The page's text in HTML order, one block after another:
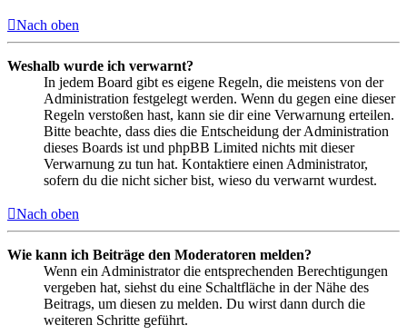
Nach oben
Weshalb wurde ich verwarnt?
In jedem Board gibt es eigene Regeln, die meistens von der
Administration festgelegt werden. Wenn du gegen eine dieser
Regeln verstoßen hast, kann sie dir eine Verwarnung erteilen.
Bitte beachte, dass dies die Entscheidung der Administration
dieses Boards ist und phpBB Limited nichts mit dieser
Verwarnung zu tun hat. Kontaktiere einen Administrator,
sofern du die nicht sicher bist, wieso du verwarnt wurdest.
Nach oben
Wie kann ich Beiträge den Moderatoren melden?
Wenn ein Administrator die entsprechenden Berechtigungen
vergeben hat, siehst du eine Schaltfläche in der Nähe des
Beitrags, um diesen zu melden. Du wirst dann durch die
weiteren Schritte geführt.